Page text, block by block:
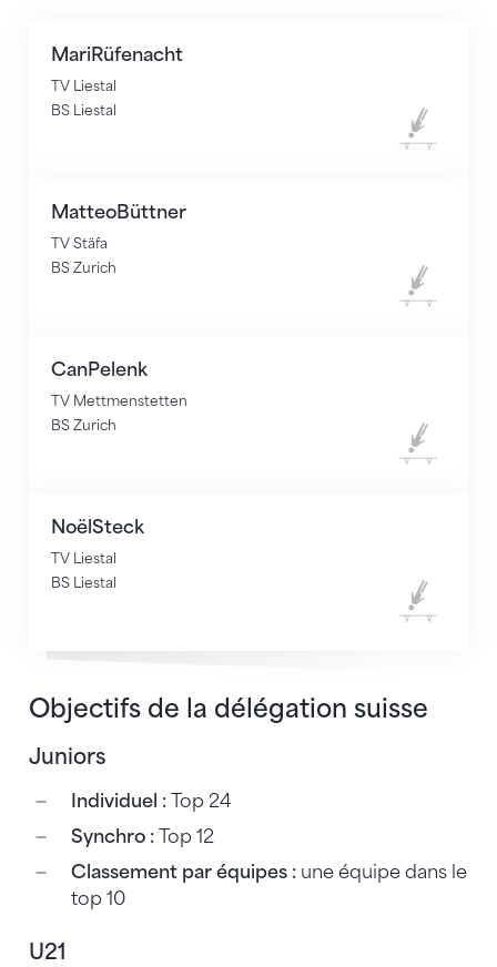
MariRüfenacht
TV Liestal
BS Liestal
MatteoBüttner
TV Stäfa
BS Zurich
CanPelenk
TV Mettmenstetten
BS Zurich
Noël Steck
TV Liestal
BS Liestal
Objectifs de la délégation suisse
Juniors
Individuel : Top 24
Synchro : Top 12
Classement par équipes : une équipe dans le
top 10
U21